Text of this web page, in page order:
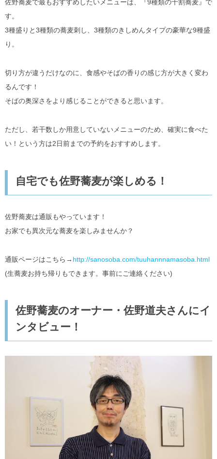
佐野蕎麦で最もおすすめしたいメニューは、『9種類の十割蕎麦』で
す。
3種盛りと3種類の蕎麦刺し、3種類のきしめんタイプの豪華な9種盛
り。
切り方が違うだけなのに、食感やそばの香りの感じ方が大きく変わ
るんです！
そばの奥深さをより感じることができると思います。
ただし、若干数しか用意していないメニューのため、確実に食べた
い！という方は2日前までの予約をおすすめします。
自宅でも佐野蕎麦が楽しめる！
佐野蕎麦は通販もやっています！
お家でも異次元な蕎麦を楽しみませんか？
通販ページはこちら→ http://sanosoba.com/tuuhannnamasoba.html
(生蕎麦お持ち帰りもできます。事前にご連絡ください)
佐野蕎麦のオーナー・佐野道夫さんにイ
ンタビュー！